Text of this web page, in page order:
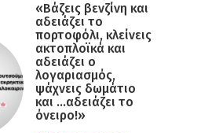
«Βάζεις βενζίνη και
αδειάζει το
πορτοφόλι, κλείνεις
ακτοπλοϊκά και
αδειάζει ο
λογαριασμός,
ψάχνεις δωμάτιο
και …αδειάζει το
όνειρο!»